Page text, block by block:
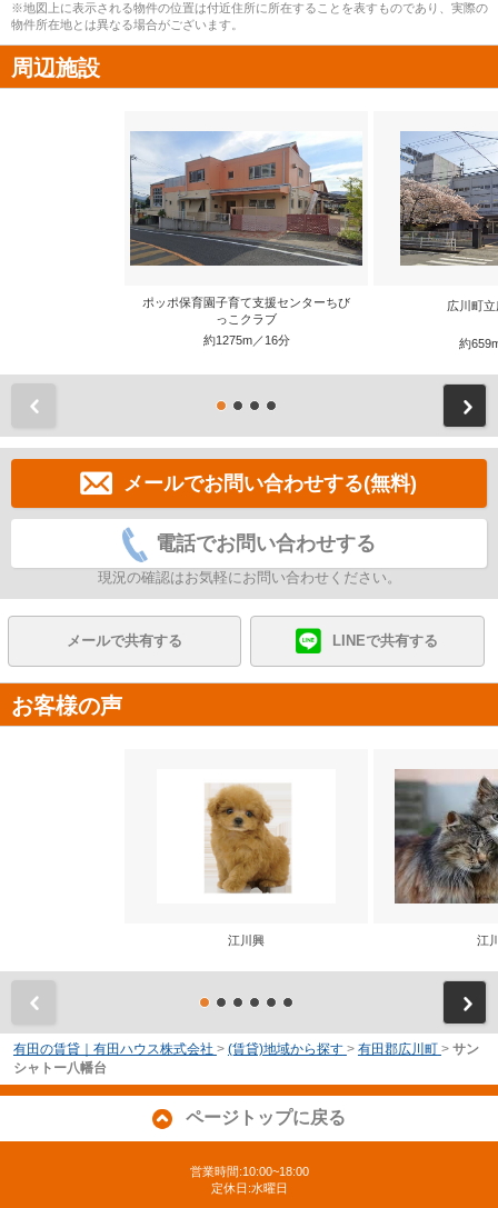
※地図上に表示される物件の位置は付近住所に所在することを表すものであり、実際の
物件所在地とは異なる場合がございます。
周辺施設
ポッポ保育園子育て支援センターちび
っこクラブ
約1275m／16分
広川町
約
メールでお問い合わせする(無料)
電話でお問い合わせする
現況の確認はお気軽にお問い合わせください。
メールで共有する LINEで共有する
お客様の声
江川興 江
有田の賃貸｜有田ハウス株式会社 > (賃貸)地域から探す > 有田郡広川町 > サン
シャトー八幡台
ページトップに戻る
営業時間:10:00~18:00
定休日:水曜日